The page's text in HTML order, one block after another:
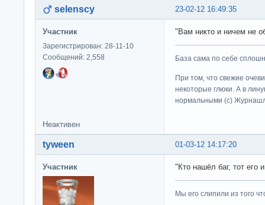
23-02-12 16:49:35
selenscy
Участник
Зарегистрирован: 28-11-10
Сообщений: 2,558
"Вам никто и ничем не
База сама по себе
При том, что свежие
некоторые глюки. А в
нормальными (c)
Неактивен
01-03-12 14:17:20
tyween
Участник "Кто нашёл баг, тот его
Мы его слипили из того